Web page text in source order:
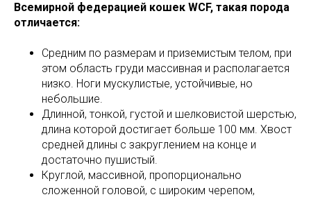
Всемирной федерацией кошек WCF, такая порода
отличается:
Средним по размерам и приземистым телом, при
этом область груди массивная и располагается
низко. Ноги мускулистые, устойчивые, но
небольшие.
Длинной, тонкой, густой и шелковистой шерстью,
длина которой достигает больше 100 мм. Хвост
средней длины с закруглением на конце и
достаточно пушистый.
Круглой, массивной, пропорционально
сложенной головой, с широким черепом,